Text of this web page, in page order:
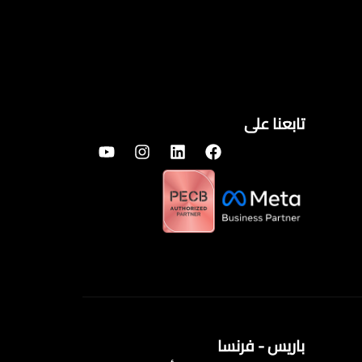
تابعنا على
باريس - فرنسا